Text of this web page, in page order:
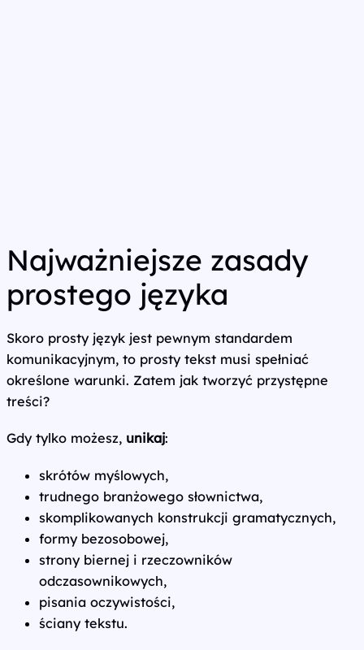
Najważniejsze zasady
prostego języka
Skoro prosty język jest pewnym standardem
komunikacyjnym, to prosty tekst musi spełniać
określone warunki. Zatem jak tworzyć przystępne
treści?
Gdy tylko możesz, unikaj:
skrótów myślowych,
trudnego branżowego słownictwa,
skomplikowanych konstrukcji gramatycznych,
formy bezosobowej,
strony biernej i rzeczowników
odczasownikowych,
pisania oczywistości,
ściany tekstu.